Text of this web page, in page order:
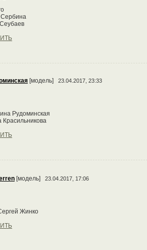
[модель] 23.04.2017, 23:33
Рудоминская
[модель] 23.04.2017, 17:06
Жинко